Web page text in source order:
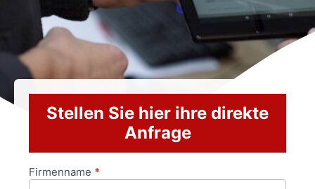
Stellen Sie hier ihre direkte
Anfrage
Anfrageformular
Firmenname *